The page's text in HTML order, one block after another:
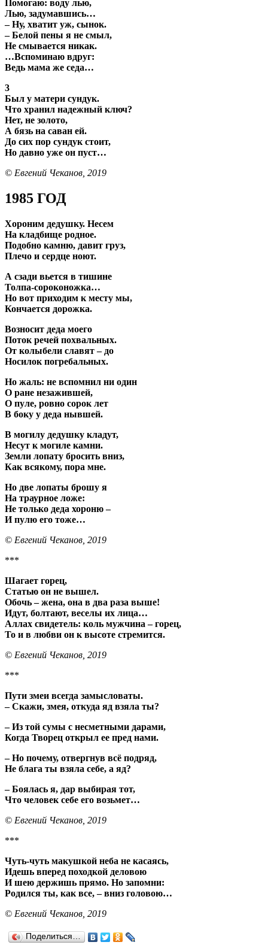
Помогаю: воду лью,
Лью, задумавшись…
– Ну, хватит уж, сынок.
– Белой пены я не смыл,
Не смывается никак.
…Вспоминаю вдруг:
Ведь мама же седа…
3
Был у матери сундук.
Что хранил надежный ключ?
Нет, не золото,
А бязь на саван ей.
До сих пор сундук стоит,
Но давно уже он пуст…
© Евгений Чеканов, 2019
1985 ГОД
Хороним дедушку. Несем
На кладбище родное.
Подобно камню, давит груз,
Плечо и сердце ноют.
А сзади вьется в тишине
Толпа-сороконожка…
Но вот приходим к месту мы,
Кончается дорожка.
Возносит деда моего
Поток речей похвальных.
От колыбели славят – до
Носилок погребальных.
Но жаль: не вспомнил ни один
О ране незажившей,
О пуле, ровно сорок лет
В боку у деда нывшей.
В могилу дедушку кладут,
Несут к могиле камни.
Земли лопату бросить вниз,
Как всякому, пора мне.
Но две лопаты брошу я
На траурное ложе:
Не только деда хороню –
И пулю его тоже…
© Евгений Чеканов, 2019
***
Шагает горец,
Статью он не вышел.
Обочь – жена, она в два раза выше!
Идут, болтают, веселы их лица…
Аллах свидетель: коль мужчина – горец,
То и в любви он к высоте стремится.
© Евгений Чеканов, 2019
***
Пути змеи всегда замысловаты.
– Скажи, змея, откуда яд взяла ты?
– Из той сумы с несметными дарами,
Когда Творец открыл ее пред нами.
– Но почему, отвергнув всё подряд,
Не блага ты взяла себе, а яд?
– Боялась я, дар выбирая тот,
Что человек себе его возьмет…
© Евгений Чеканов, 2019
***
Чуть-чуть макушкой неба не касаясь,
Идешь вперед походкой деловою
И шею держишь прямо. Но запомни:
Родился ты, как все, – вниз головою…
© Евгений Чеканов, 2019
Поделиться…